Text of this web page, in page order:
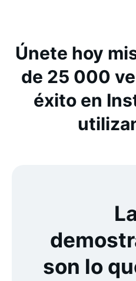
Únete hoy
de 25 000
éxito en
son lo